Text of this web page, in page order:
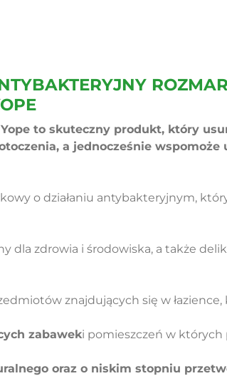
to skuteczny produkt, który
a jednocześnie
o działaniu antybakteryjnym,
dla zdrowia i środowiska, a także
znajdujących się w łazience,
zabaweki pomieszczeń w których
oraz o niskim stopniu